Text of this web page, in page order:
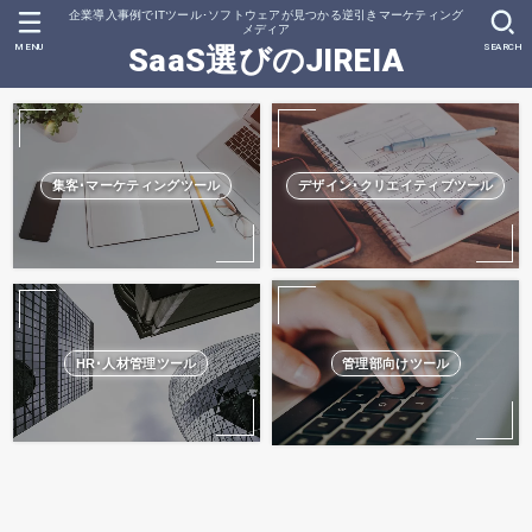
企業導入事例でITツール･ソフトウェアが見つかる逆引きマーケティング
メディア
SaaS選びのJIREIA SEARCH
MENU
集客･マーケティングツール デザイン･クリエイティブツール
HR･人材管理ツール 管理部向けツール